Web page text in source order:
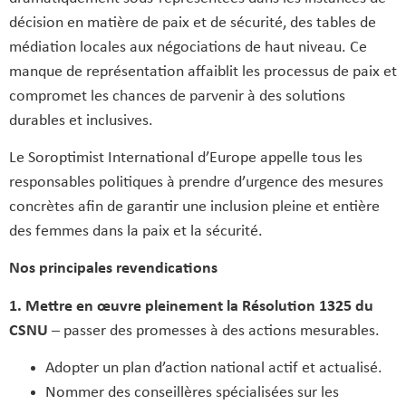
décision en matière de paix et de sécurité, des tables de
médiation locales aux négociations de haut niveau. Ce
manque de représentation affaiblit les processus de paix et
compromet les chances de parvenir à des solutions
durables et inclusives.
Le Soroptimist International d’Europe appelle tous les
responsables politiques à prendre d’urgence des mesures
concrètes afin de garantir une inclusion pleine et entière
des femmes dans la paix et la sécurité.
Nos principales revendications
1. Mettre en œuvre pleinement la Résolution 1325 du
CSNU – passer des promesses à des actions mesurables.
Adopter un plan d’action national actif et actualisé.
Nommer des conseillères spécialisées sur les